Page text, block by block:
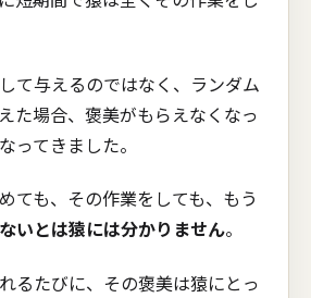
て与えるのではなく、ランダム
た場合、褒美がもらえなくなっ
ってきました。
ても、その作業をしても、もう
いとは猿には分かりません。
るたびに、その褒美は猿にとっ